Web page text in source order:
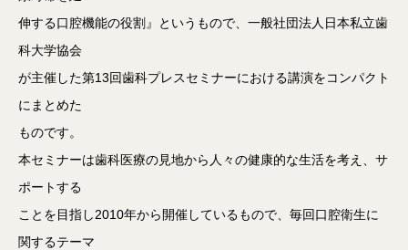
伸する口腔機能の役割』というもので、一般社団法人日本私立歯
科大学協会
が主催した第13回歯科プレスセミナーにおける講演をコンパクト
にまとめた
ものです。
本セミナーは歯科医療の見地から人々の健康的な生活を考え、サ
ポートする
ことを目指し2010年から開催しているもので、毎回口腔衛生に
関するテーマ